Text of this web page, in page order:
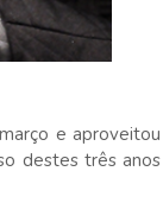
e aproveitou
destes três anos